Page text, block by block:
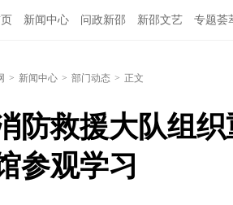
新闻中心 问政新邵 新邵文艺 专题荟
> 新闻中心 > 部门动态 > 正文
防救援大队组
参观学习